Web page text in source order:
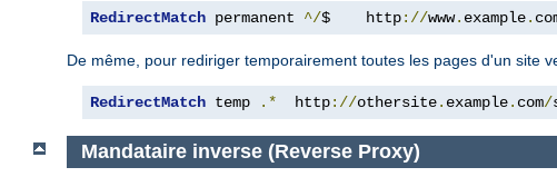
RedirectMatch permanent ^/$    http://www. example.
De même, pour rediriger temporairement toutes les pages d'un site
RedirectMatch temp .*
  http
://othersite. example. com/
Mandataire inverse (Reverse Proxy)